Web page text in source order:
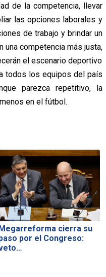
de la competencia, llevar
las opciones laborales y
de trabajo y brindar un
una competencia más justa,
el escenario deportivo
todos los equipos del país
parezca repetitivo, la
en el fútbol.
Megarreforma cierra su
por el Congreso: